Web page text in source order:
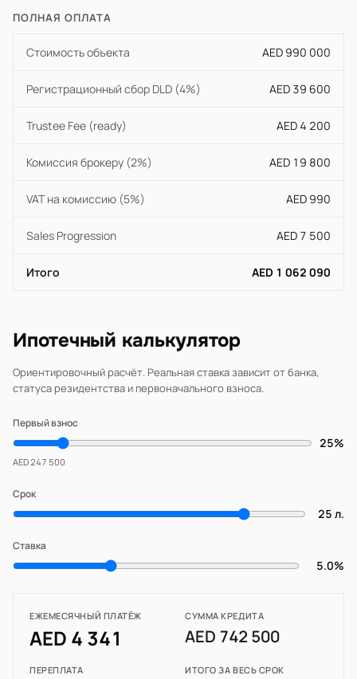
ПОЛНАЯ ОПЛАТА
Стоимость объекта AED 990 000
Регистрационный сбор DLD (4%) AED 39 600
Trustee Fee (ready) AED 4 200
Комиссия брокеру (2%) AED 19 800
VAT на комиссию (5%) AED 990
Sales Progression AED 7 500
Итого AED 1 062 090
Ипотечный калькулятор
Ориентировочный расчёт. Реальная ставка зависит от банка,
статуса резидентства и первоначального взноса.
Первый взнос
25%
AED 247 500
Срок
25 л.
Ставка
5.0%
ЕЖЕМЕСЯЧНЫЙ ПЛАТЁЖ
AED 4 341
СУММА КРЕДИТА
AED 742 500
ПЕРЕПЛАТА ИТОГО ЗА ВЕСЬ СРОК